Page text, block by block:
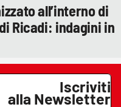
all’interno di
Ricadi: indagini in
Iscriviti
alla Newsletter